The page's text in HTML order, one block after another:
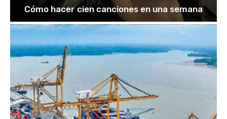
Cómo hacer cien canciones en una semana